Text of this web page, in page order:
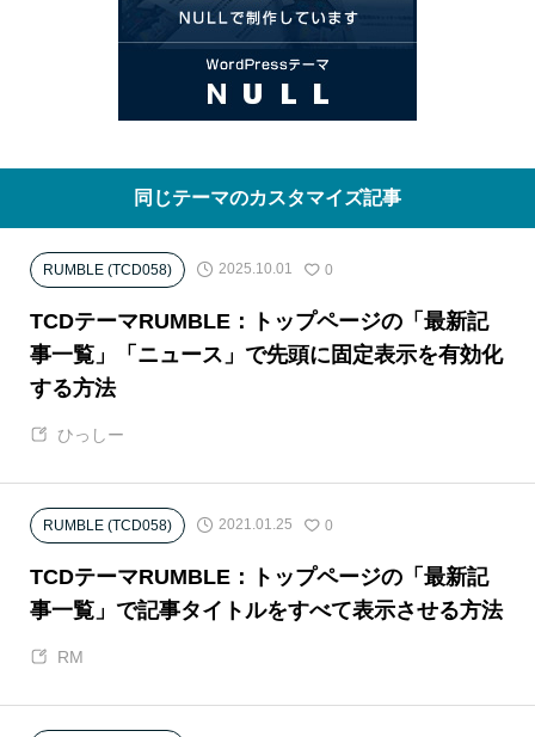
同じテーマのカスタマイズ記事
RUMBLE (TCD058) 2025.10.01 0
TCDテーマRUMBLE：トップページの「最新記
事一覧」「ニュース」で先頭に固定表示を有効化
する方法
ひっしー
RUMBLE (TCD058) 2021.01.25 0
TCDテーマRUMBLE：トップページの「最新記
事一覧」で記事タイトルをすべて表示させる方法
RM